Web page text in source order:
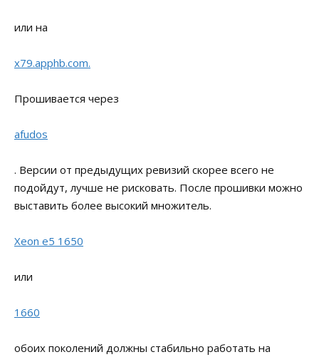
или на
x79.apphb.com.
Прошивается через
afudos
. Версии от предыдущих ревизий скорее всего не
подойдут, лучше не рисковать. После прошивки можно
выставить более высокий множитель.
Xeon e5 1650
или
1660
обоих поколений должны стабильно работать на